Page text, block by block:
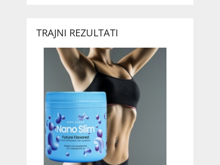
TRAJNI REZULTATI